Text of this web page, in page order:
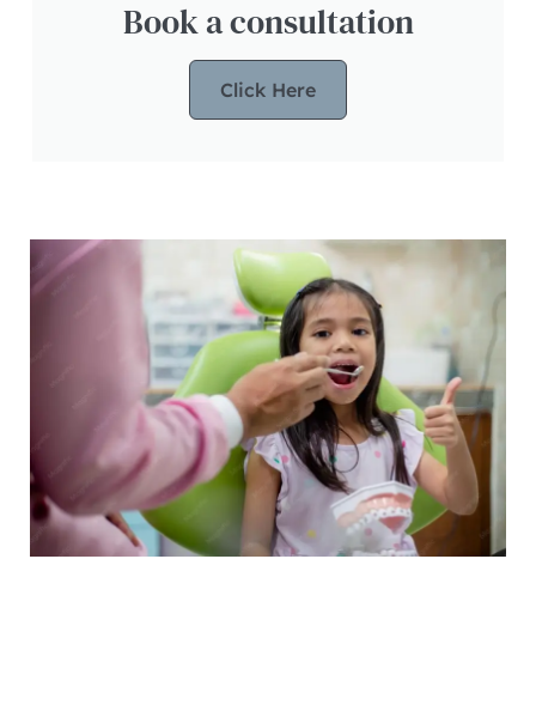
Book a consultation
Click Here